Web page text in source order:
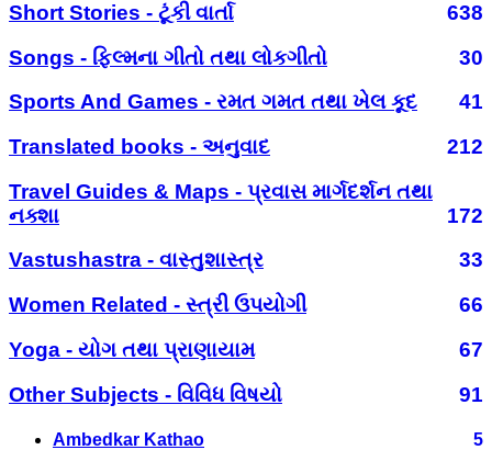
Short Stories - ટૂંકી વાર્તા
638
Songs - ફિલ્મના ગીતો તથા લોકગીતો
30
Sports And Games - રમત ગમત તથા ખેલ કૂદ
41
Translated books - અનુવાદ
212
Travel Guides & Maps - પ્રવાસ માર્ગદર્શન તથા
નક્શા
172
Vastushastra - વાસ્તુશાસ્ત્ર
33
Women Related - સ્ત્રી ઉપયોગી
66
Yoga - યોગ તથા પ્રાણાયામ
67
Other Subjects - વિવિધ વિષયો
91
Ambedkar Kathao 5